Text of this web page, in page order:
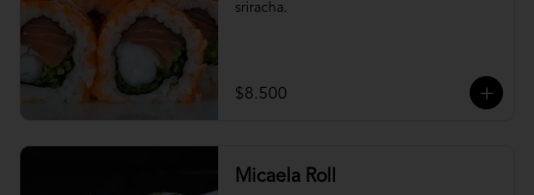
sriracha.
$8.500
Micaela Roll